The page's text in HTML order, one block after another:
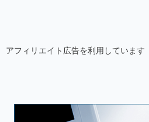
アフィリエイト広告を利用しています